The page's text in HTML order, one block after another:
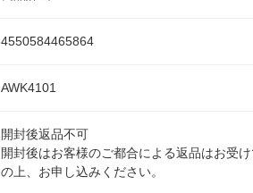
4550584465864
AWK4101
開封後返品不可
開封後はお客様のご都合による返品はお受
の上、お申し込みください。